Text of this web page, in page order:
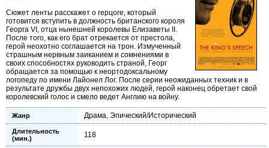
Сюжет ленты расскажет о герцоге, который
готовится вступить в должность британского короля
Георга VI, отца нынешней королевы Елизаветы II.
После того, как его брат отрекается от престола,
герой неохотно соглашается на трон. Измученный
страшным нервным заиканием и сомнениями в
своих способностях руководить страной, Георг
обращается за помощью к неортодоксальному
логопеду по имени Лайонел Лог. После серии неожиданных техник и в
результате дружбы двух непохожих людей, герой наконец обретает свой
королевский голос и смело ведет Англию на войну.
Жанр Драма, Эпический/Исторический
Длительность
(мин.)
118